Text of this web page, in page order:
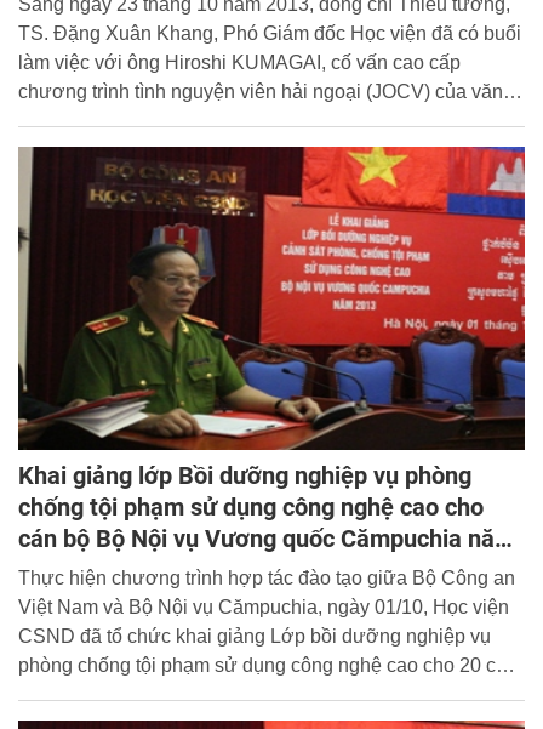
TS. Đặng Xuân Khang, Phó Giám đốc Học viện đã có buổi
làm việc với ông Hiroshi KUMAGAI, cố vấn cao cấp
chương trình tình nguyện viên hải ngoại (JOCV) của văn
diện lãnh đạo Phòng Hành chính tổng hợp, lãnh đạo Bộ
môn Quân sự võ thuật.
Khai giảng lớp Bồi dưỡng nghiệp vụ phòng
chống tội phạm sử dụng công nghệ cao cho
cán bộ Bộ Nội vụ Vương quốc Cămpuchia năm
2013
Thực hiện chương trình hợp tác đào tạo giữa Bộ Công an
Việt Nam và Bộ Nội vụ Cămpuchia, ngày 01/10, Học viện
CSND đã tổ chức khai giảng Lớp bồi dưỡng nghiệp vụ
phòng chống tội phạm sử dụng công nghệ cao cho 20 cán
bộ Bộ Nội vụ Vương quốc Cămpuchia.